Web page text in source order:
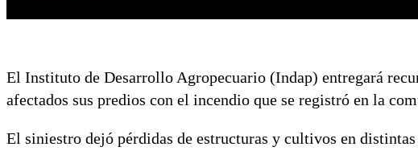
El Instituto de Desarrollo Agropecuario (Indap) entregará
afectados sus predios con el incendio que se registró en la
El siniestro dejó pérdidas de estructuras y cultivos en